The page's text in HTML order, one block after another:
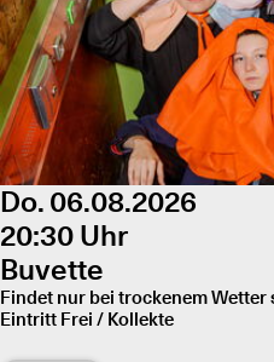
Do. 06.08.2026
20:30 Uhr
Buvette
Findet nur bei trockenem Wetter
Eintritt Frei / Kollekte